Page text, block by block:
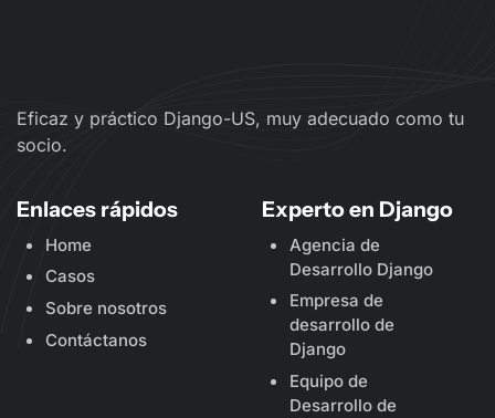
Eficaz y práctico Django-US, muy adecuado como tu
socio.
Enlaces rápidos
Home
Casos
Sobre nosotros
Contáctanos
Experto en Django
Agencia de
Desarrollo Django
Empresa de
desarrollo de
Django
Equipo de
Desarrollo de